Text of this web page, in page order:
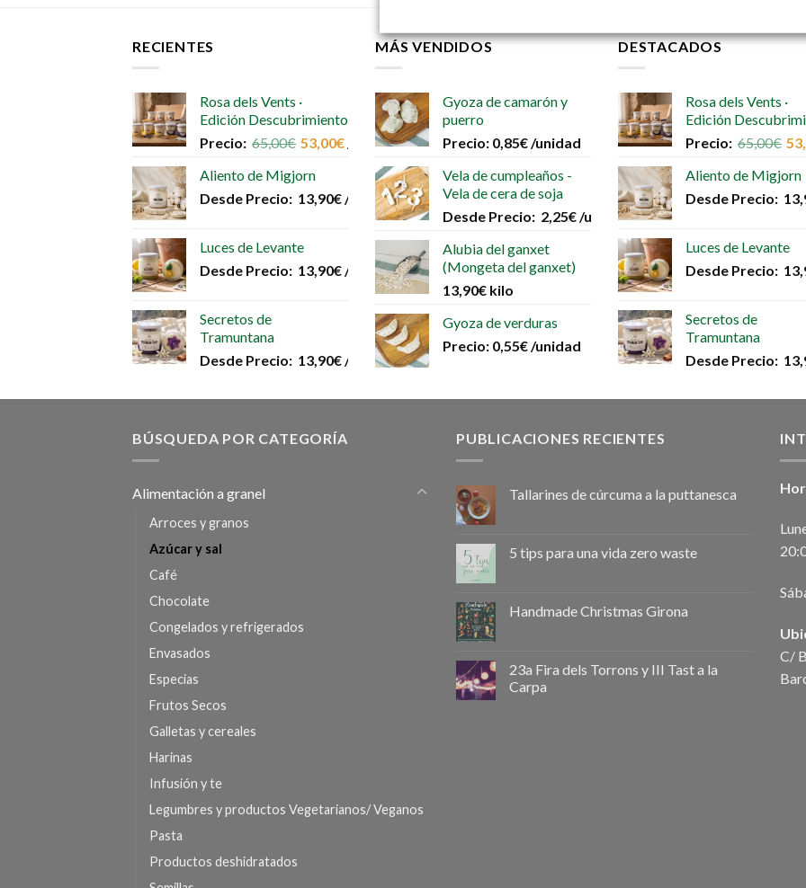
opciones
se
pueden
la
de
producto
múltiples
opciones
se
pueden
de
producto
RECIENTES
Rosa dels Vents ·
Edición Descubrimiento
Precio: 65,00€ 53,00€/unidad
Aliento de Migjorn
Desde Precio: 13,90€/unidad
Luces de Levante
Desde Precio: 13,90€/unidad
Secretos de
Tramuntana
Desde Precio: 13,90€/unidad
MÁS VENDIDOS
Gyoza de camarón y
puerro
Precio: 0,85€/unidad
Vela de cumpleaños -
Vela de cera de soja
Desde Precio: 2,25€/unidad
Alubia del ganxet
(Mongeta del ganxet)
13,90€ kilo
Gyoza de verduras
Precio: 0,55€/unidad
DESTACADOS
Rosa dels Vents ·
Edición
Precio: 65,00€
Aliento de Migjorn
Desde Precio:
Luces de Levante
Desde Precio:
Secretos de
Tramuntana
Desde Precio:
BÚSQUEDA POR CATEGORÍA
Alimentación a granel
Arroces y granos
Azúcar y sal
Café
Chocolate
Congelados y refrigerados
Envasados
Especias
Frutos Secos
Galletas y cereales
Harinas
Infusión y te
Legumbres y productos Vegetarianos/ Veganos
Pasta
Productos deshidratados
PUBLICACIONES RECIENTES
Tallarines de cúrcuma a la puttanesca
5 tips para una vida zero waste
Handmade Christmas Girona
23a Fira dels Torrons y III Tast a la
Carpa
C/